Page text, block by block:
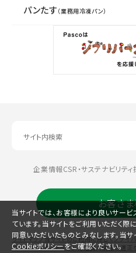
パンたす （業務用冷凍パン）
企業情報CSR・サステナビリティ
お客さ
サイトマップ当サイトのご利用に際してプライ
コミュニティガイドライン特定個人情報の適正
当サイトでは、お客様により良いサー
ています。当サイトをご利用いただく
同意いただいたものとみなします。当
Cookieポリシーをご確認ください。